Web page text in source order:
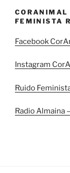
CORANIMAL
FEMINISTA
Facebook
Instagram
Ruido
Radio Almaina